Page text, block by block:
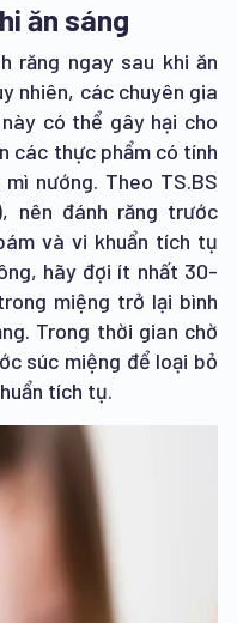
ăn sáng
răng ngay sau khi ăn
nhiên, các chuyên gia
có thể gây hại cho
các thực phẩm có tính
nướng. Theo TS.BS
nên đánh răng trước
và vi khuẩn tích tụ
hãy đợi ít nhất 30-
miệng trở lại bình
Trong thời gian chờ
súc miệng để loại bỏ
tích tụ.